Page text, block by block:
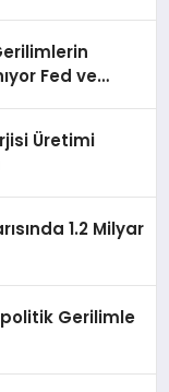
Fed ve
Üretimi
1.2 Milyar
Gerilimle